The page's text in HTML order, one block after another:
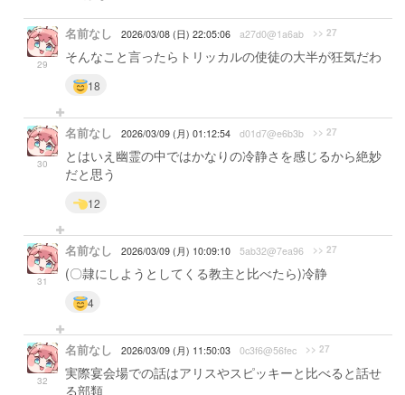
29
名前なし 2026/03/08 (日) 22:05:06 a27d0@1a6ab >> 27
そんなこと言ったらトリッカルの使徒の大半が狂気だわ
18
30
名前なし 2026/03/09 (月) 01:12:54 d01d7@e6b3b >> 27
とはいえ幽霊の中ではかなりの冷静さを感じるから絶妙
だと思う
12
31
名前なし 2026/03/09 (月) 10:09:10 5ab32@7ea96 >> 27
(〇隷にしようとしてくる教主と比べたら)冷静
4
32
名前なし 2026/03/09 (月) 11:50:03 0c3f6@56fec >> 27
実際宴会場での話はアリスやスピッキーと比べると話せ
る部類